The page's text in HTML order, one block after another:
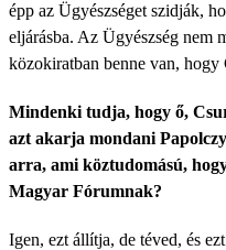
épp az Ügyészséget szidják,
eljárásba. Az Ügyészség nem
közokiratban benne van, hogy
Mindenki tudja, hogy ő,
azt akarja mondani
arra, ami köztudomású,
Magyar Fórumnak?
Igen, ezt állítja, de téved, és